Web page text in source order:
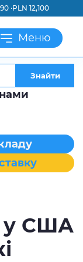
·PLN 12,100
Меню
Знайти
у США